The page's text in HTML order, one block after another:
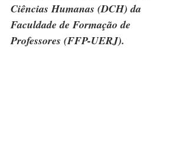
Ciências Humanas (DCH) da
Faculdade de Formação de
Professores (FFP-UERJ).